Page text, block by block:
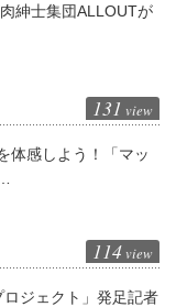
紳士集団ALLOUTが
131 view
体感しよう！「マッ
114 view
ロジェクト」発足記者